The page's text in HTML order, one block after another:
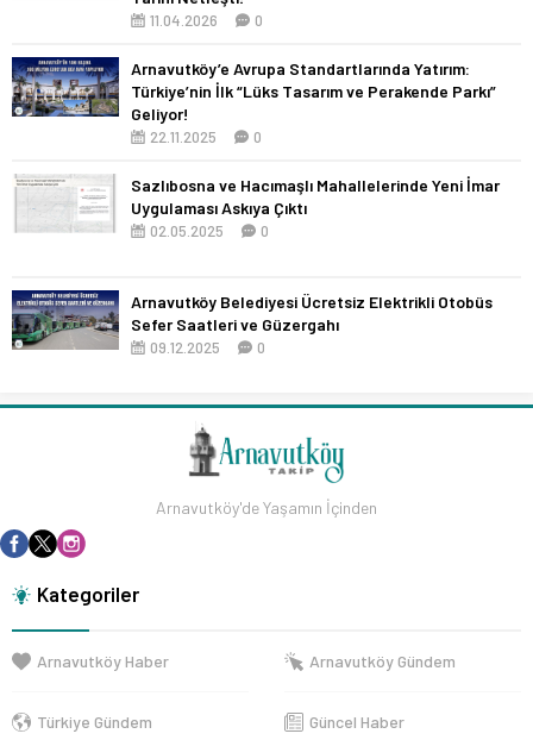
11.04.2026 0
Arnavutköy’e Avrupa Standartlarında Yatırım:
Türkiye’nin İlk “Lüks Tasarım ve Perakende Parkı”
Geliyor!
22.11.2025 0
Sazlıbosna ve Hacımaşlı Mahallelerinde Yeni İmar
Uygulaması Askıya Çıktı
02.05.2025 0
Arnavutköy Belediyesi Ücretsiz Elektrikli Otobüs
Sefer Saatleri ve Güzergahı
09.12.2025 0
Arnavutköy'de Yaşamın İçinden
Kategoriler
Arnavutköy Haber Arnavutköy Gündem
Türkiye Gündem Güncel Haber